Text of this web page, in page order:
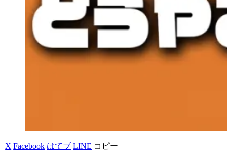
X Facebook はてブ LINE コピー